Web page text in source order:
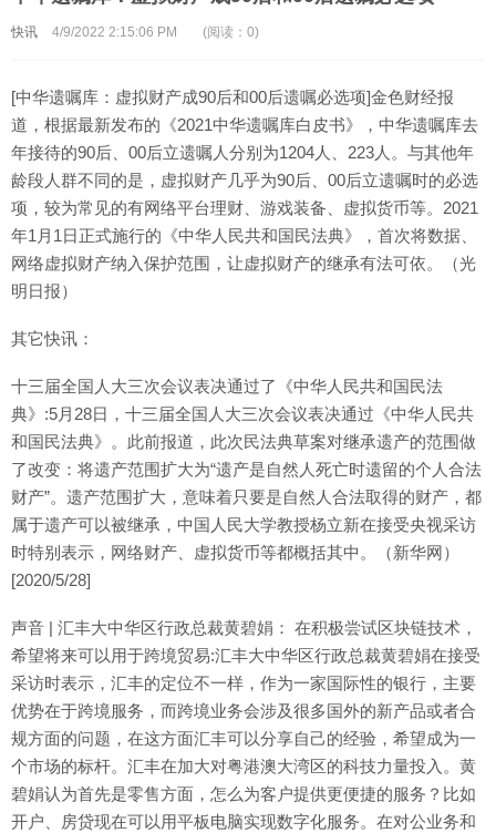
快讯 4/9/2022 2:15:06 PM (阅读：0)
[中华遗嘱库：虚拟财产成90后和00后遗嘱必选项]金色财经报
道，根据最新发布的《2021中华遗嘱库白皮书》，中华遗嘱库去
年接待的90后、00后立遗嘱人分别为1204人、223人。与其他年
龄段人群不同的是，虚拟财产几乎为90后、00后立遗嘱时的必选
项，较为常见的有网络平台理财、游戏装备、虚拟货币等。2021
年1月1日正式施行的《中华人民共和国民法典》，首次将数据、
网络虚拟财产纳入保护范围，让虚拟财产的继承有法可依。（光
明日报）
其它快讯：
十三届全国人大三次会议表决通过了《中华人民共和国民法
典》:5月28日，十三届全国人大三次会议表决通过《中华人民共
和国民法典》。此前报道，此次民法典草案对继承遗产的范围做
了改变：将遗产范围扩大为“遗产是自然人死亡时遗留的个人合法
财产”。遗产范围扩大，意味着只要是自然人合法取得的财产，都
属于遗产可以被继承，中国人民大学教授杨立新在接受央视采访
时特别表示，网络财产、虚拟货币等都概括其中。（新华网）
[2020/5/28]
声音 | 汇丰大中华区行政总裁黄碧娟： 在积极尝试区块链技术，
希望将来可以用于跨境贸易:汇丰大中华区行政总裁黄碧娟在接受
采访时表示，汇丰的定位不一样，作为一家国际性的银行，主要
优势在于跨境服务，而跨境业务会涉及很多国外的新产品或者合
规方面的问题，在这方面汇丰可以分享自己的经验，希望成为一
个市场的标杆。汇丰在加大对粤港澳大湾区的科技力量投入。黄
碧娟认为首先是零售方面，怎么为客户提供更便捷的服务？比如
开户、房贷现在可以用平板电脑实现数字化服务。在对公业务和